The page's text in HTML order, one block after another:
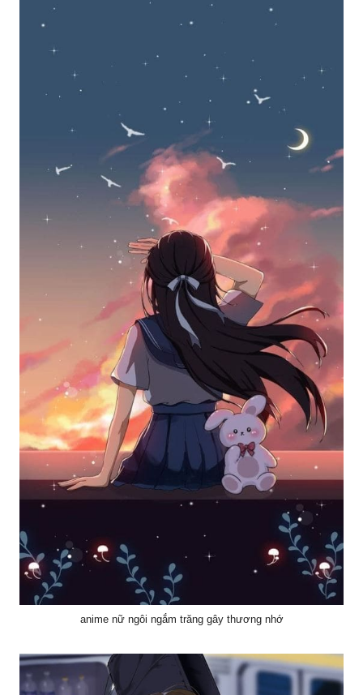
anime nữ ngôi ngắm trăng gây thương nhớ